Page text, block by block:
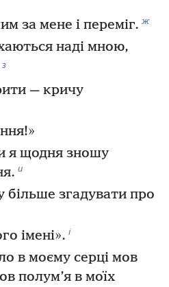
за мене і переміг. ж
наді мною,
з
— кричу
я щодня зношу
и
більше згадувати про
імені». і
в моєму серці мов
полум’я в моїх